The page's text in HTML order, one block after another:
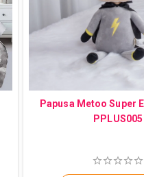
Papusa Metoo Super
PPLUS005